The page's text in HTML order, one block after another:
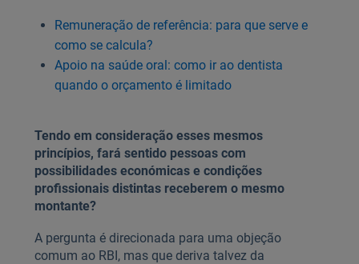
Remuneração de referência: para que serve e
como se calcula?
Apoio na saúde oral: como ir ao dentista
quando o orçamento é limitado
Tendo em consideração esses mesmos
princípios, fará sentido pessoas com
possibilidades económicas e condições
profissionais distintas receberem o mesmo
montante?
A pergunta é direcionada para uma objeção
comum ao RBI, mas que deriva talvez da